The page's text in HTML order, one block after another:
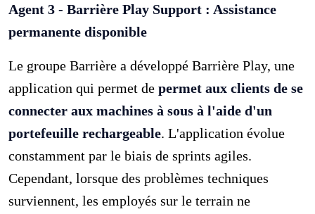
Agent 3 - Barrière Play Support : Assistance
permanente disponible
Le groupe Barrière a développé Barrière Play, une
application qui permet depermet aux clients de se
connecter aux machines à sous à l'aide d'un
portefeuille rechargeable. L'application évolue
constamment par le biais de sprints agiles.
Cependant, lorsque des problèmes techniques
surviennent, les employés sur le terrain ne